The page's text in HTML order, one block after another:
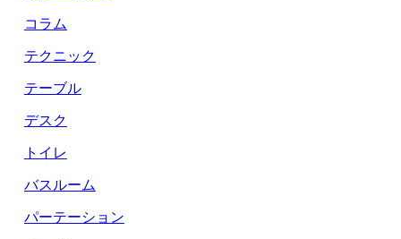
コラム
テクニック
テーブル
デスク
トイレ
バスルーム
パーテーション